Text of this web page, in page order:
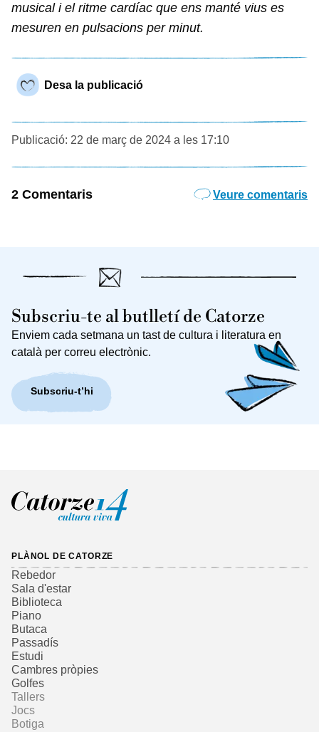
musical i el ritme cardíac que ens manté vius es
mesuren en pulsacions per minut.
Desa la publicació
Publicació: 22 de març de 2024 a les 17:10
2 Comentaris Veure comentaris
Subscriu-te al butlletí de Catorze
Enviem cada setmana un tast de cultura i literatura en
català per correu electrònic.
Subscriu-t’hi
PLÀNOL DE CATORZE
Rebedor
Sala d'estar
Biblioteca
Piano
Butaca
Passadís
Estudi
Cambres pròpies
Golfes
Tallers
Jocs
Botiga